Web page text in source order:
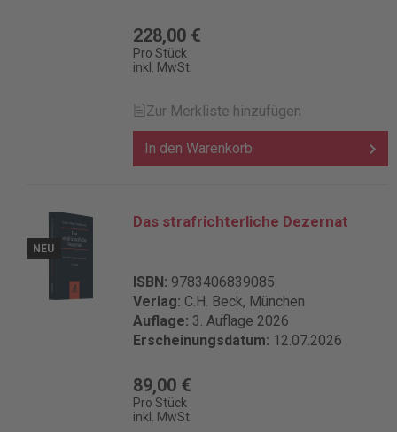
228,00 €
Pro Stück
inkl. MwSt.
Zur Merkliste hinzufügen
In den Warenkorb
NEU
Das strafrichterliche Dezernat
ISBN: 9783406839085
Verlag: C.H. Beck, München
Auflage: 3. Auflage 2026
Erscheinungsdatum: 12.07.2026
89,00 €
Pro Stück
inkl. MwSt.